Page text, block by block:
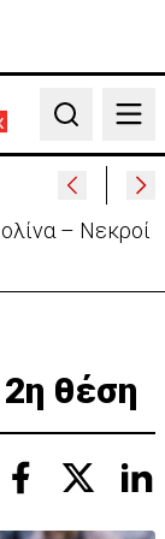
Search
– Νεκροί
θέση